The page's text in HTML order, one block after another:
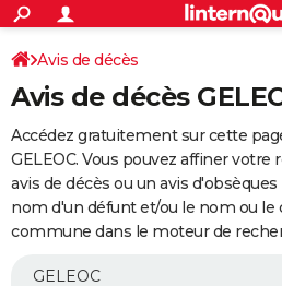
ACTUALITÉS
Politique
Société
Faits Divers
Education
Monde
Villes
+
SPORT
Coupe du monde 2026
Football
Tennis
Cyclisme
Rugby
Forum
Programme TV
TNT
Streaming
Cinéma
Sorties cinéma
Musique
+
FINANCE
Retraite
Epargne
Immobilier
Risques naturels par ville
Banque
Assurance
AUTO
Essais
Réserver un essai
Citadines
Berlines
SUV
Forum auto
+
Avis de décès
Avis de décès
Accédez gratuitement sur cette
GELEOC. Vous pouvez affiner
avis de décès ou un avis
nom d'un défunt et/ou le nom ou le
commune dans le moteur de